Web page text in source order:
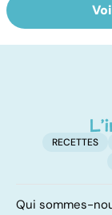
osseuse :
RECETTES
Qui sommes-